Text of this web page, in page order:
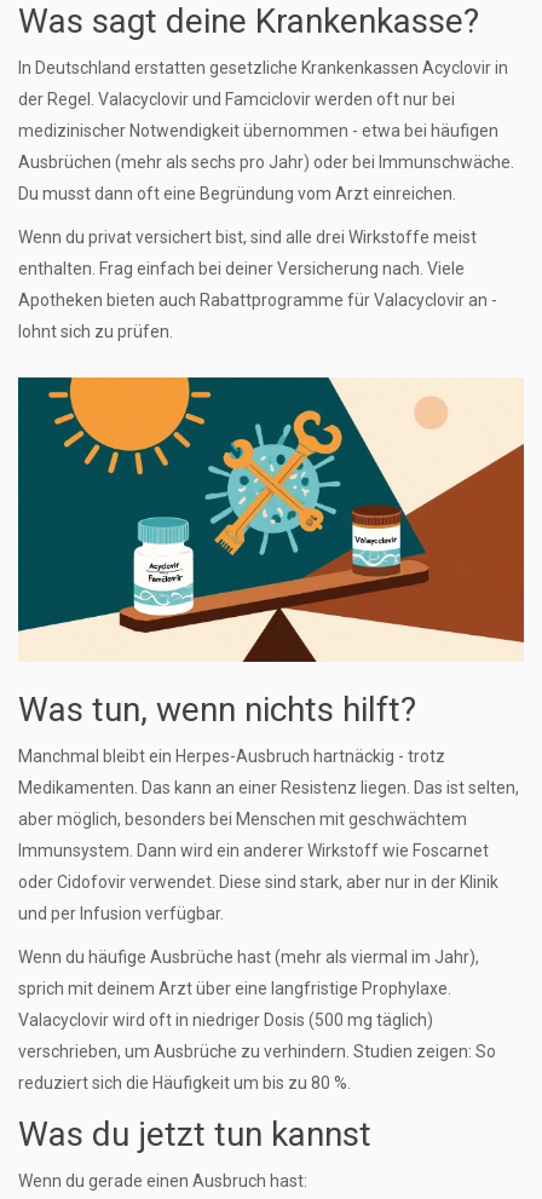
Was sagt deine Krankenkasse?
In Deutschland erstatten gesetzliche Krankenkassen Acyclovir in
der Regel. Valacyclovir und Famciclovir werden oft nur bei
medizinischer Notwendigkeit übernommen - etwa bei häufigen
Ausbrüchen (mehr als sechs pro Jahr) oder bei Immunschwäche.
Du musst dann oft eine Begründung vom Arzt einreichen.
Wenn du privat versichert bist, sind alle drei Wirkstoffe meist
enthalten. Frag einfach bei deiner Versicherung nach. Viele
Apotheken bieten auch Rabattprogramme für Valacyclovir an -
lohnt sich zu prüfen.
Was tun, wenn nichts hilft?
Manchmal bleibt ein Herpes-Ausbruch hartnäckig - trotz
Medikamenten. Das kann an einer Resistenz liegen. Das ist selten,
aber möglich, besonders bei Menschen mit geschwächtem
Immunsystem. Dann wird ein anderer Wirkstoff wie Foscarnet
oderCidofovirverwendet. Diese sind stark, aber nur in der Klinik
und per Infusion verfügbar.
Wenn du häufige Ausbrüche hast (mehr als viermal im Jahr),
sprich mit deinem Arzt über eine langfristige Prophylaxe.
Valacyclovir wird oft in niedriger Dosis (500 mg täglich)
verschrieben, um Ausbrüche zu verhindern. Studien zeigen: So
reduziert sich die Häufigkeit um bis zu 80 %.
Was du jetzt tun kannst
Wenn du gerade einen Ausbruch hast: